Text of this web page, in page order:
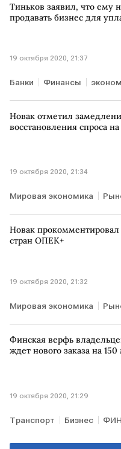
МИР
Тиньков заявил, что ему
продавать бизнес для
19 октября 2020, 21:37
Банки Финансы
РОССИЯ
Новак отметил
восстановления спроса
19 октября 2020, 21:34
Мировая экономика
Нефть Рынок товаров
Новак прокомментировал
стран ОПЕК+
19 октября 2020, 21:32
Мировая экономика
Нефть Рынок товаров
МИР
Финская верфь
ждет нового заказа на
19 октября 2020, 21:29
Транспорт Бизнес